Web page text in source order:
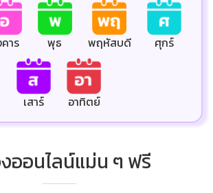
าร พุธ พฤหัสบดี ศุกร์
เสาร์ อาทิตย์
ออนไลน์แม่น ๆ ฟรี